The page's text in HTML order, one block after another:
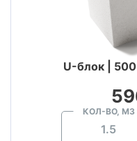
U-блок |
КОЛ-ВО, М3